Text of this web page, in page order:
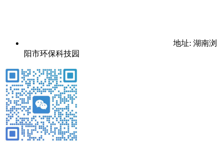
地址: 湖南浏
阳市环保科技园